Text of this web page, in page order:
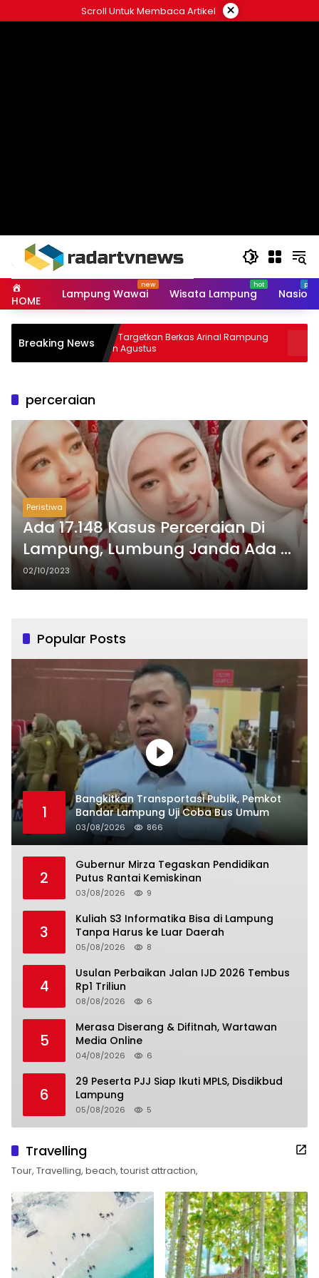
to
Scroll Untuk Membaca Artikel ×
HOME Lampung Wawai Wisata Lampung
Breaking News
Kejati Targetkan Berkas Arinal Rampung
Bulan Agustus
perceraian
Peristiwa
Ada 17.148 Kasus Perceraian Di
Lampung, Lumbung Janda Ada Di
Kabupaten Mana ?
02/10/2023
Popular Posts
1
Bangkitkan Transportasi Publik, Pemkot
Bandar Lampung Uji Coba Bus Umum
03/08/2026 866
2
Gubernur Mirza Tegaskan Pendidikan
Putus Rantai Kemiskinan
03/08/2026 9
3
Kuliah S3 Informatika Bisa di Lampung
Tanpa Harus ke Luar Daerah
05/08/2026 8
4
Usulan Perbaikan Jalan IJD 2026 Tembus
Rp1 Triliun
08/08/2026 6
5
Merasa Diserang & Difitnah, Wartawan
Media Online
04/08/2026 6
6
29 Peserta PJJ Siap Ikuti MPLS, Disdikbud
Lampung
05/08/2026 5
Travelling
Tour, Travelling, beach, tourist attraction,